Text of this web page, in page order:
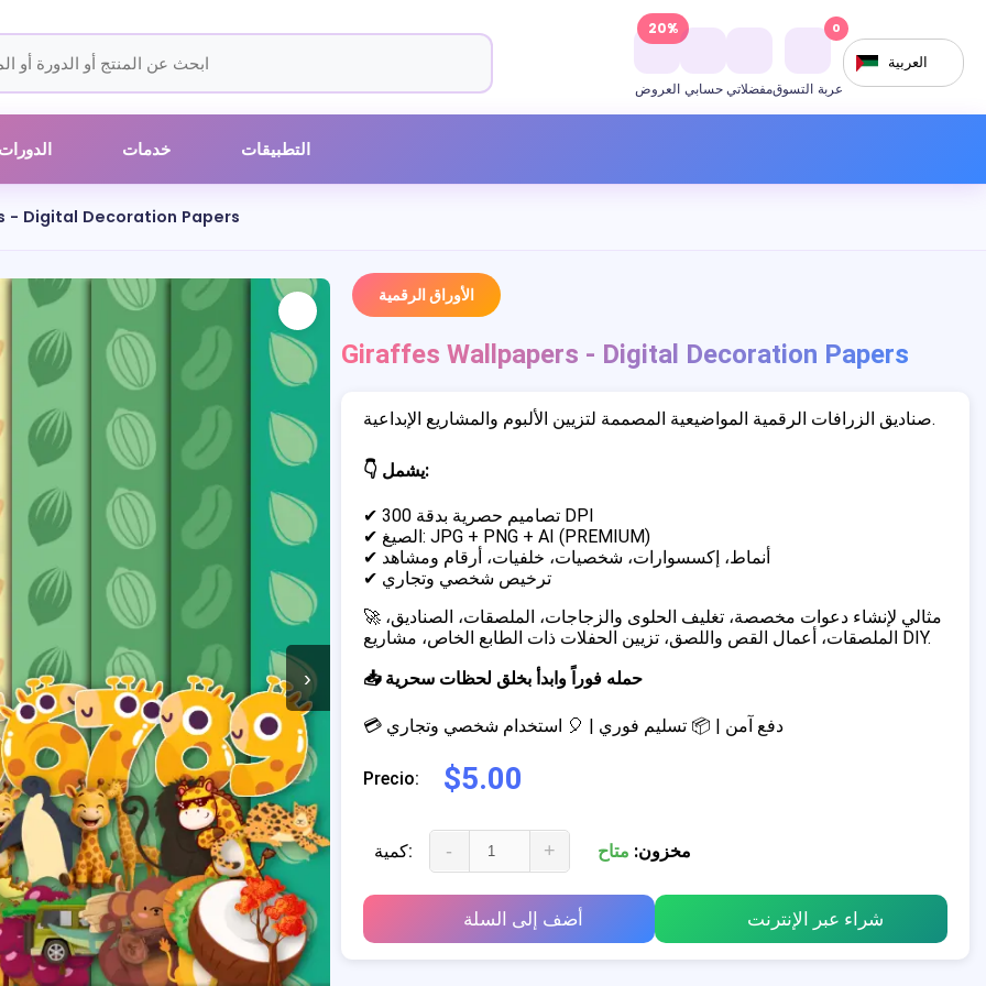
العروض
20%
حسابي مفضلاتيعربة التسوق
0
العربية
خدمات التطبيقات
- Digital Decoration Papers
›
الأوراق الرقمية
Giraffes Wallpapers - Digital Decoration Papers
صناديق الزرافات الرقمية المواضيعية المصممة لتزيين الألبوم والمشاريع الإبداعية.
👇 يشمل:
✔ تصاميم حصرية بدقة 300 DPI
✔ الصيغ: JPG + PNG + AI (PREMIUM)
✔ أنماط، إكسسوارات، شخصيات، خلفيات، أرقام ومشاهد
✔ ترخيص شخصي وتجاري
🚀 مثالي لإنشاء دعوات مخصصة، تغليف الحلوى والزجاجات، الملصقات، الصناديق،
الملصقات، أعمال القص واللصق، تزيين الحفلات ذات الطابع الخاص، مشاريع DIY.
📥 حمله فوراً وابدأ بخلق لحظات سحرية
💳 دفع آمن | 📦 تسليم فوري | 🎈 استخدام شخصي وتجاري
Precio: $5.00
كمية: - + مخزون: متاح
أضف إلى السلة شراء عبر الإنترنت